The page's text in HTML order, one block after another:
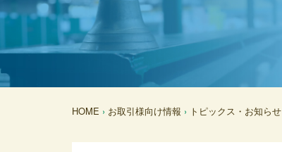
HOME › お取引様向け情報 › トピックス・お知らせ